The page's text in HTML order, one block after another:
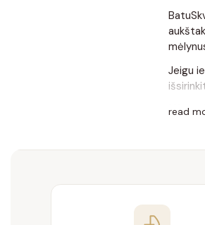
Jeigu
read